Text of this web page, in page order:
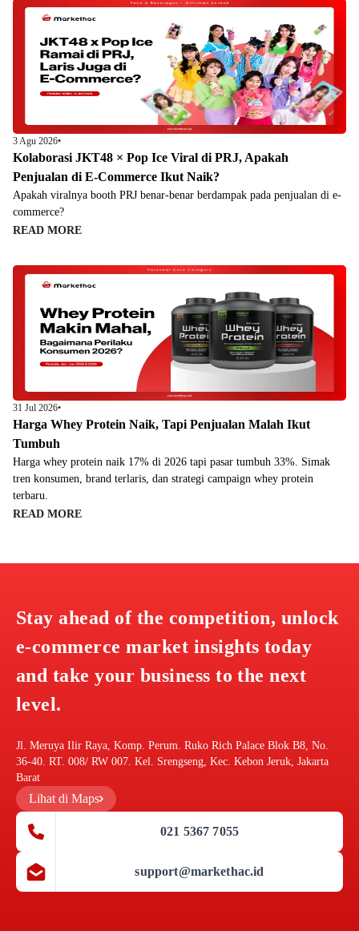
3 Agu 2026•
Kolaborasi JKT48 × Pop Ice Viral di PRJ, Apakah
Penjualan di E-Commerce Ikut Naik?
Apakah viralnya booth PRJ benar-benar berdampak pada penjualan di e-
commerce?
READ MORE
31 Jul 2026•
Harga Whey Protein Naik, Tapi Penjualan Malah Ikut
Tumbuh
Harga whey protein naik 17% di 2026 tapi pasar tumbuh 33%. Simak
tren konsumen, brand terlaris, dan strategi campaign whey protein
terbaru.
READ MORE
Stay ahead of the competition, unlock
e-commerce market insights today
and take your business to the next
level.
Jl. Meruya Ilir Raya, Komp. Perum. Ruko Rich Palace Blok B8, No.
36-40. RT. 008/ RW 007. Kel. Srengseng, Kec. Kebon Jeruk, Jakarta
Barat
Lihat di Maps
021 5367 7055
support@markethac.id